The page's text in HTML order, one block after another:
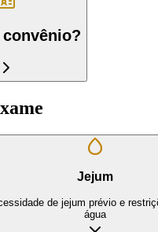
Jejum
de jejum prévio e
água